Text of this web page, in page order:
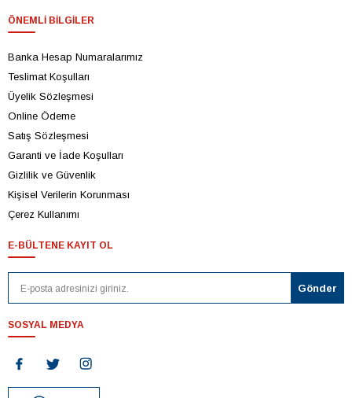
ÖNEMLI BILGILER
Banka Hesap Numaralarımız
Teslimat Koşulları
Üyelik Sözleşmesi
Online Ödeme
Satış Sözleşmesi
Garanti ve İade Koşulları
Gizlilik ve Güvenlik
Kişisel Verilerin Korunması
Çerez Kullanımı
E-BÜLTENE KAYIT OL
SOSYAL MEDYA